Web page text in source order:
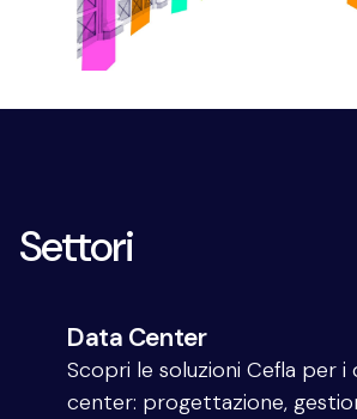
Settori
Data Center
Scopri le soluzioni Cefla per i
center: progettazione,